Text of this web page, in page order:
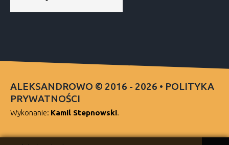
ALEKSANDROWO © 2016 - 2026 • POLITYKA
PRYWATNOŚCI
Wykonanie: Kamil Stepnowski.